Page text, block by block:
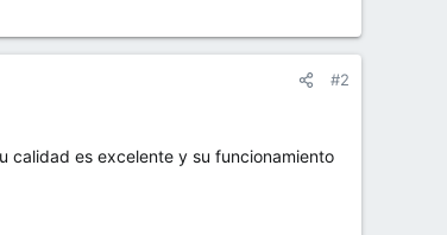
#2
calidad es excelente y su funcionamiento